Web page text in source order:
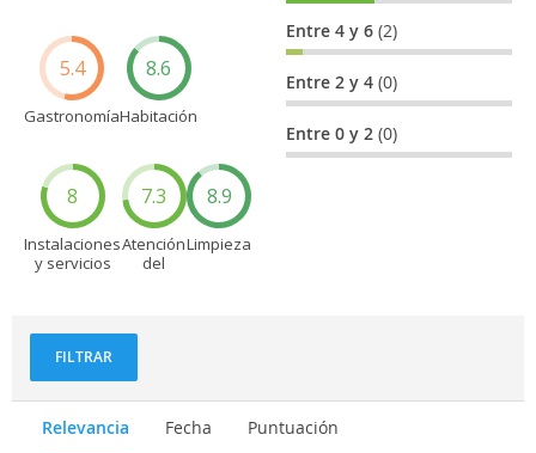
5.4
Gastronomía
8.6
Habitación
8
Instalaciones
y servicios
7.3
Atención
del
8.9
Limpieza
Entre 4 y 6(2)
Entre 2 y 4(0)
Entre 0 y 2(0)
FILTRAR
Relevancia Fecha Puntuación